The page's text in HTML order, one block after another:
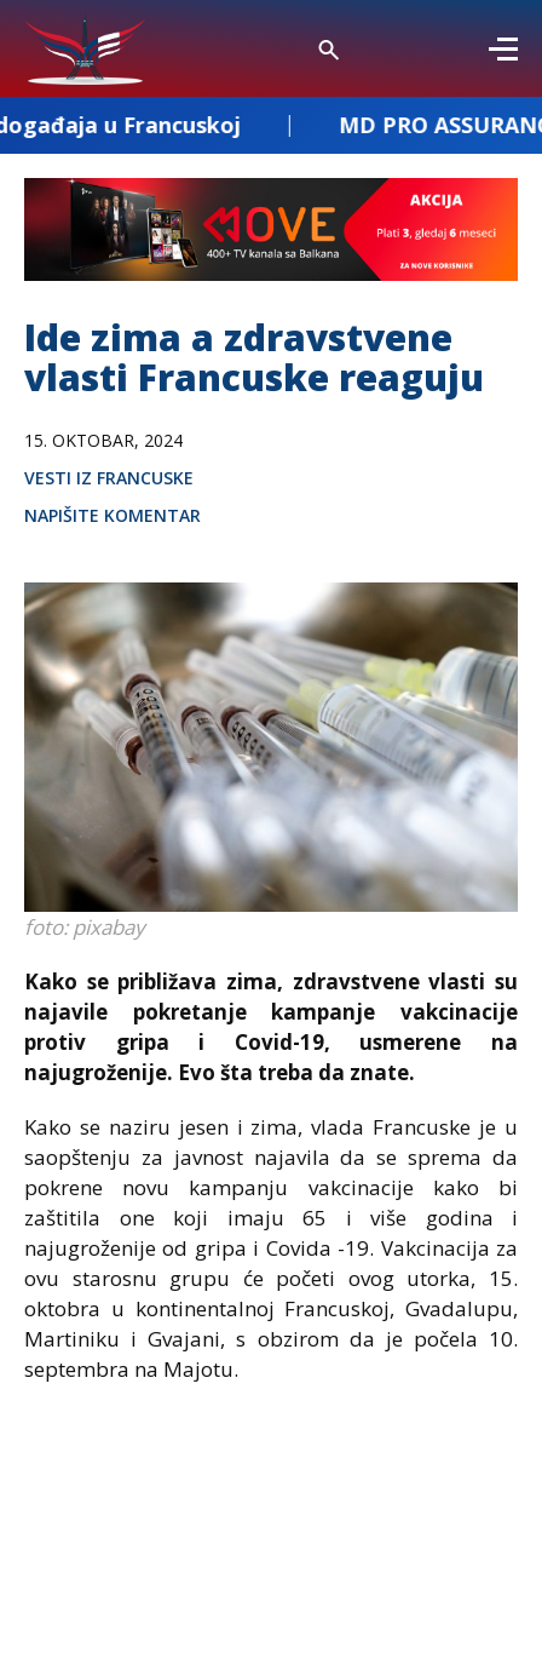
MD PRO ASSURANCE –
Ide zima a zdravstvene
vlasti Francuske reaguju
15. OKTOBAR, 2024
VESTI IZ FRANCUSKE
NAPIŠITE KOMENTAR
foto: pixabay
Kako se približava zima, zdravstvene vlasti su
najavile pokretanje kampanje vakcinacije
protiv gripa i Covid-19, usmerene na
najugroženije. Evo šta treba da znate.
Kako se naziru jesen i zima, vlada Francuske je u
saopštenju za javnost najavila da se sprema da
pokrene novu kampanju vakcinacije kako bi
zaštitila one koji imaju 65 i više godina i
najugroženije od gripa i Covida -19. Vakcinacija za
ovu starosnu grupu će početi ovog utorka, 15.
oktobra u kontinentalnoj Francuskoj, Gvadalupu,
Martiniku i Gvajani, s obzirom da je počela 10.
septembra na Majotu.